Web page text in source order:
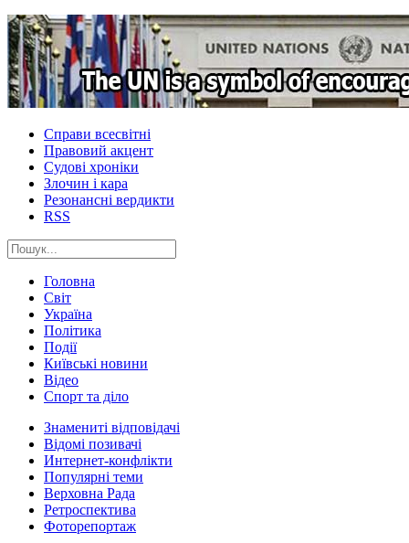
Справи всесвітні
Правовий акцент
Судові хроніки
Злочин і кара
Резонансні вердикти
RSS
Головна
Світ
Україна
Політика
Події
Київські новини
Відео
Спорт та діло
Знамениті відповідачі
Відомі позивачі
Интернет-конфлікти
Популярні теми
Верховна Рада
Ретроспектива
Фоторепортаж